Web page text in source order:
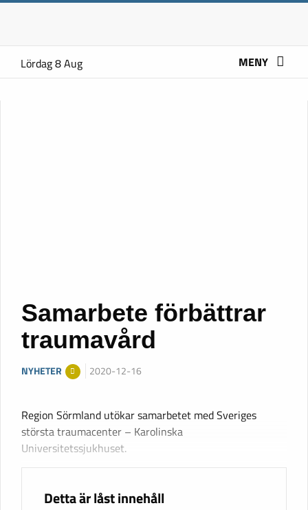
Lördag 8 Aug MENY
Samarbete förbättrar
traumavård
NYHETER 2020-12-16
Region Sörmland utökar samarbetet med Sveriges
största traumacenter – Karolinska
Universitetssjukhuset.
Detta är låst innehåll